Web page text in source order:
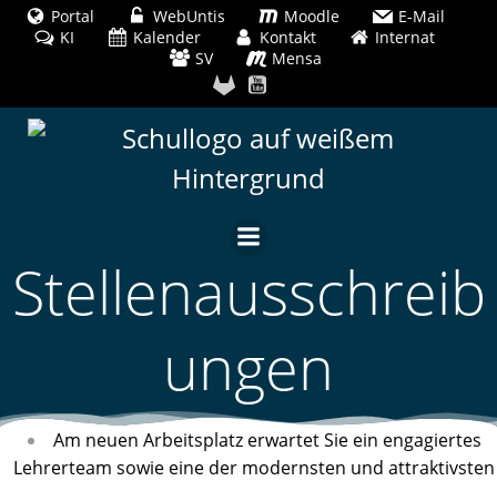
Zum
Inhalt
springen
Portal WebUntis Moodle
E-Mail
KI
Kalender Kontakt
Internat
SV
Mensa
Stellenausschreib
ungen
Am neuen Arbeitsplatz erwartet Sie ein engagiertes
Lehrerteam sowie eine der modernsten und attraktivsten